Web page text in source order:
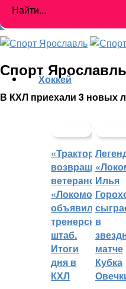
Спорт Ярославль
В КХЛ приехали 3 новых
Хоккей
«Трактор»
возвращает
ветеранов,
«Локомотив»
объявил
тренерский
штаб.
Итоги
дня в
КХЛ
Илья
в
матче
Кубка